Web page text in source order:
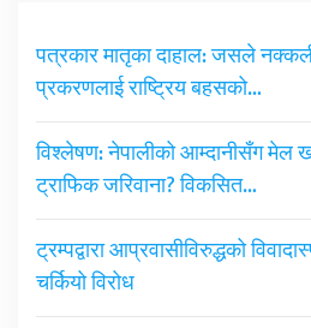
पत्रकार मातृका दाहाल: जसले
प्रकरणलाई राष्ट्रिय बहसको…
विश्लेषण: नेपालीको आम्दानीसँग मेल
ट्राफिक जरिवाना? विकसित…
ट्रम्पद्वारा आप्रवासीविरुद्धको
चर्कियो विरोध